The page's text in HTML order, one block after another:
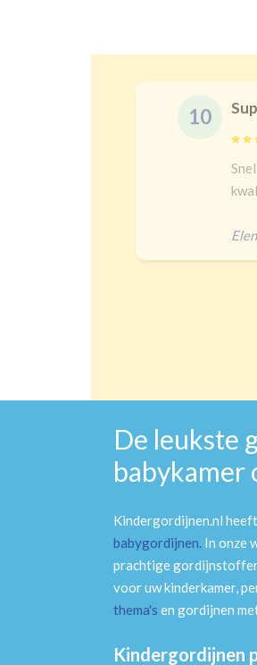
Snelle
kwaliteit!
Gent
De leukste
babykamer
Kindergordijnen.nl
babygordijnen. In onze
prachtige
voor uw kinderkamer,
thema's en gordijnen
Kindergordijnen